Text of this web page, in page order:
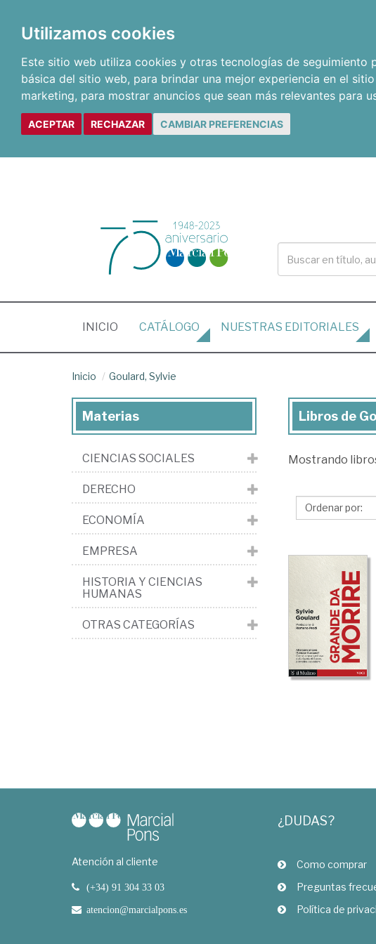
Utilizamos cookies
Este sitio web utiliza cookies y otras tecnologías de seguimiento
básica del sitio web, para brindar una mejor experiencia en el
marketing, para mostrar anuncios que sean más relevantes para
ACEPTAR RECHAZAR CAMBIAR PREFERENCIAS
INICIO (CURRENT)
CATÁLOGO NUESTRAS EDITORIALES
Inicio Goulard, Sylvie
Libros
Goulard,
Libros de
Mostrando
Materias
CIENCIAS SOCIALES
DERECHO
ECONOMÍA
EMPRESA
HISTORIA Y CIENCIAS
HUMANAS
OTRAS CATEGORÍAS
Atención al cliente
(+34) 91 304 33 03
atencion@marcialpons.es
¿DUDAS?
Como comprar
Preguntas
Política de